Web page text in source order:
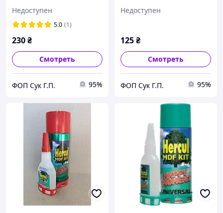
125гр+500мл
Недоступен
5.0 (1)
230₴
Смотреть
ФОП Сук Г.П. 95%
50гр+200мл
Недоступен
125₴
Смотреть
ФОП Сук Г.П. 95%